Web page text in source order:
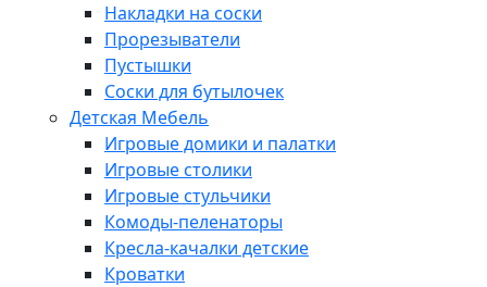
Накладки на соски
Прорезыватели
Пустышки
Соски для бутылочек
Детская Мебель
Игровые домики и палатки
Игровые столики
Игровые стульчики
Комоды-пеленаторы
Кресла-качалки детские
Кроватки